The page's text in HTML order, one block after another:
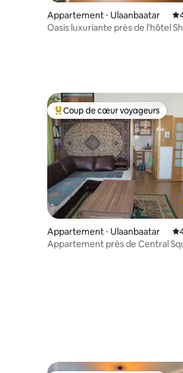
Appartement ⋅ Ulaanbaatar
Oasis luxuriante près de l'hôtel
Coups de cœur voyageurs les
Coup de cœur voyageurs
Appartement ⋅ Ulaanbaatar
Appartement près de Central